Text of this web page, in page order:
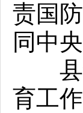
责国
同中
县级
育工